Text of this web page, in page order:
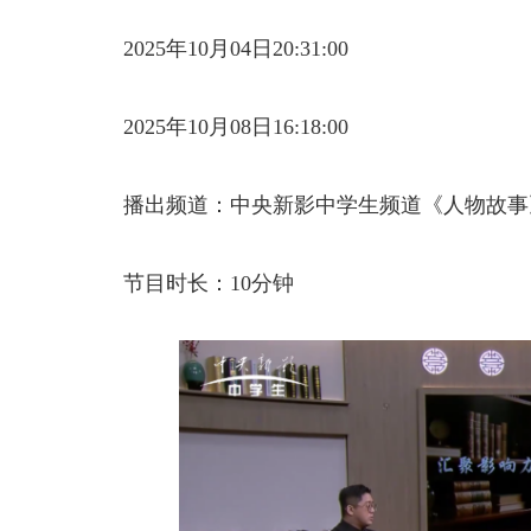
2025年10月04日20:31:00
2025年10月08日16:18:00
播出频道：中央新影中学生频道《人物故事
节目时长：10分钟